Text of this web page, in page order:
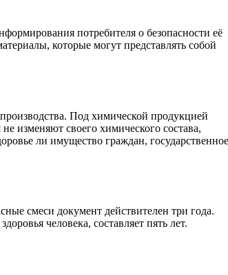
потребителя о безопасности её
которые могут представлять собой
Под химической продукцией
изменяют своего химического состава,
ли имущество граждан, государственное
смеси документ действителен три года.
человека, составляет пять лет.